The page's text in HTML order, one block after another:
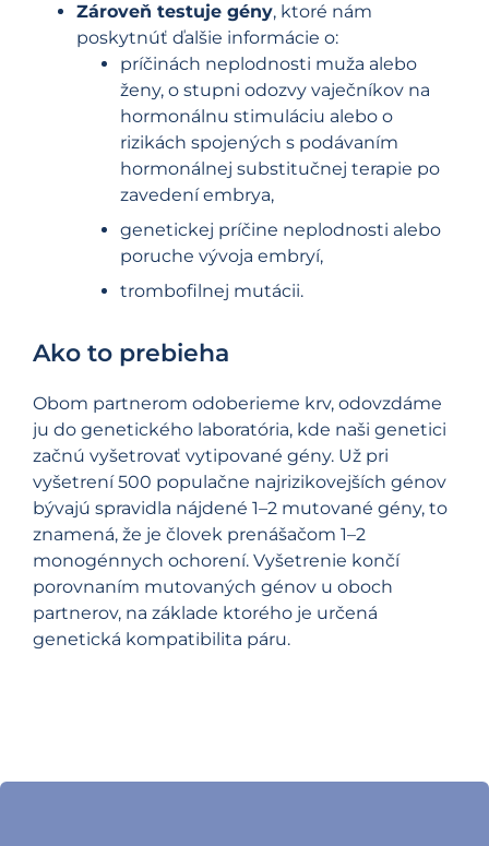
Zároveň testuje gény, ktoré nám
poskytnúť ďalšie informácie o:
príčinách neplodnosti muža alebo
ženy, o stupni odozvy vaječníkov na
hormonálnu stimuláciu alebo o
rizikách spojených s podávaním
hormonálnej substitučnej terapie po
zavedení embrya,
genetickej príčine neplodnosti alebo
poruche vývoja embryí,
trombofilnej mutácii.
Ako to prebieha
Obom partnerom odoberieme krv, odovzdáme
ju do genetického laboratória, kde naši genetici
začnú vyšetrovať vytipované gény. Už pri
vyšetrení 500 populačne najrizikovejších génov
bývajú spravidla nájdené 1–2 mutované gény, to
znamená, že je človek prenášačom 1–2
monogénnych ochorení. Vyšetrenie končí
porovnaním mutovaných génov u oboch
partnerov, na základe ktorého je určená
genetická kompatibilita páru.